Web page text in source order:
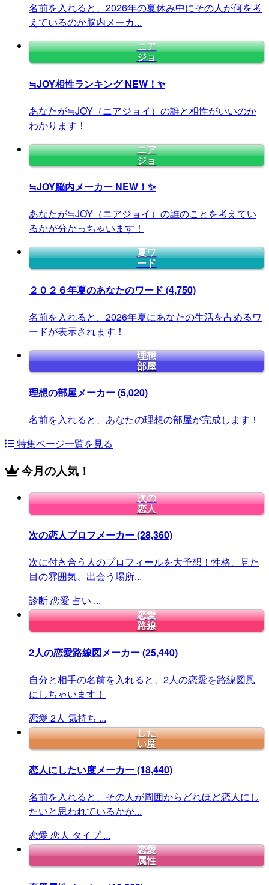
名前を入れると、2026年の夏休み中にその人が何を考
えているのか脳内メーカ...
ニア
ジョ
≒JOY相性ランキングNEW！✨
あなたが≒JOY（ニアジョイ）の誰と相性がいいのか
わかります！
ニア
ジョ
≒JOY脳内メーカー NEW！✨
あなたが≒JOY（ニアジョイ）の誰のことを考えてい
るかが分かっちゃいます！
夏ワ
ード
２０２６年夏のあなたのワード (4,750)
名前を入れると、2026年夏にあなたの生活を占めるワ
ードが表示されます！
理想
部屋
理想の部屋メーカー(5,020)
名前を入れると、あなたの理想の部屋が完成します！
特集ページ一覧を見る
今月の人気！
次の
恋人
次の恋人プロフメーカー(28,360)
次に付き合う人のプロフィールを大予想！性格、見た
目の雰囲気、出会う場所...
診断恋愛 占い ...
恋愛
路線
2人の恋愛路線図メーカー(25,440)
自分と相手の名前を入れると、2人の恋愛を路線図風
にしちゃいます！
恋愛 2人 気持ち ...
した
い度
恋人にしたい度メーカー(18,440)
名前を入れると、その人が周囲からどれほど恋人にし
たいと思われているかが...
恋愛 恋人 タイプ ...
恋愛
属性